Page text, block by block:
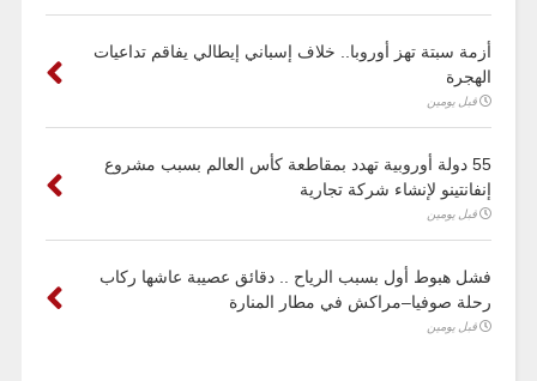
أزمة سبتة تهز أوروبا.. خلاف إسباني إيطالي يفاقم تداعيات
الهجرة
قبل يومين
55 دولة أوروبية تهدد بمقاطعة كأس العالم بسبب مشروع
إنفانتينو لإنشاء شركة تجارية
قبل يومين
فشل هبوط أول بسبب الرياح .. دقائق عصيبة عاشها ركاب
رحلة صوفيا–مراكش في مطار المنارة
قبل يومين